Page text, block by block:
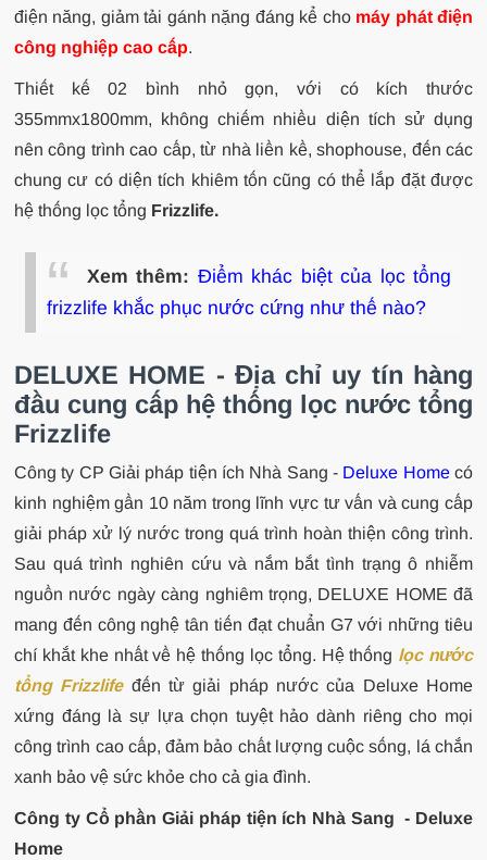
điện năng, giảm tải gánh nặng đáng kể cho máy phát điện
công nghiệp cao cấp.
Thiết kế 02 bình nhỏ gọn, với có kích thước
355mmx1800mm, không chiếm nhiều diện tích sử dụng
nên công trình cao cấp, từ nhà liền kề, shophouse, đến các
chung cư có diện tích khiêm tốn cũng có thể lắp đặt được
hệ thống lọc tổng Frizzlife.
Xem thêm: Điểm khác biệt của lọc tổng
frizzlife khắc phục nước cứng như thế nào?
DELUXE HOME - Địa chỉ uy tín hàng
đầu cung cấp hệ thống lọc nước tổng
Frizzlife
Công ty CP Giải pháp tiện ích Nhà Sang - Deluxe Homecó
kinh nghiệm gần 10 năm trong lĩnh vực tư vấn và cung cấp
giải pháp xử lý nước trong quá trình hoàn thiện công trình.
Sau quá trình nghiên cứu và nắm bắt tình trạng ô nhiễm
nguồn nước ngày càng nghiêm trọng, DELUXE HOME đã
mang đến công nghệ tân tiến đạt chuẩn G7 với những tiêu
chí khắt khe nhất về hệ thống lọc tổng. Hệ thống lọc nước
tổng Frizzlifeđến từ giải pháp nước của Deluxe Home
xứng đáng là sự lựa chọn tuyệt hảo dành riêng cho mọi
công trình cao cấp, đảm bảo chất lượng cuộc sống, lá chắn
xanh bảo vệ sức khỏe cho cả gia đình.
Công ty Cổ phần Giải pháp tiện ích Nhà Sang - Deluxe
Home